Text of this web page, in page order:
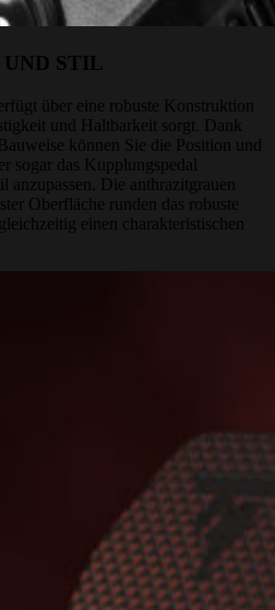
STIL
über eine robuste Konstruktion
und Haltbarkeit sorgt. Dank
können Sie die Position und
sogar das Kupplungspedal
anzupassen. Die anthrazitgrauen
Oberfläche runden das robuste
einen charakteristischen